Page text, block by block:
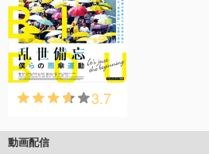
3.7
動画配信